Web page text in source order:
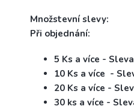
Množstevní slevy:
Při objednání:
5 Ks a více -
10 Ks a více -
20 Ks a více -
30 ks a více -